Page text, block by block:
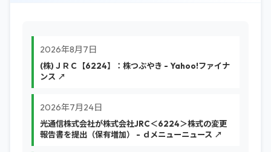
2026年8月7日
(株)ＪＲＣ【6224】：株つぶやき - Yahoo!ファイナ
ンス ↗
2026年7月24日
光通信株式会社が株式会社JRC＜6224＞株式の変更
報告書を提出（保有増加） - ｄメニューニュース ↗